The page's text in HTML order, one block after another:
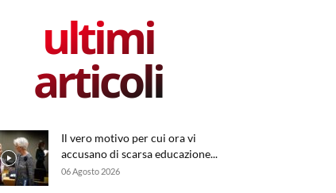
ultimi
articoli
Il vero motivo per cui ora vi
accusano di scarsa educazione...
06 Agosto 2026